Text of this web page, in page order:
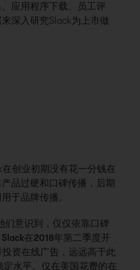
应用程序下载、员工评
深入研究Slack为上市做
创业初期没有花一分钱在
品过硬和口碑传播，后期
于品牌传播。
们意识到，仅仅依靠口碑
Slack在2018年第二季度开
资在线广告，远远高于此
定水平。仅在美国花费的在